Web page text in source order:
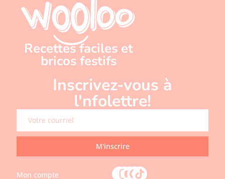
Recettes faciles et
bricos festifs
Inscrivez-vous à
l'nfolettre!
M'inscrire
Mon compte